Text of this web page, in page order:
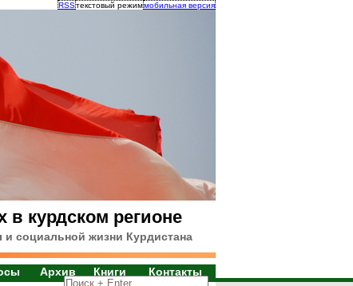
RSSтекстовый режиммобильная версия
в курдском регионе
социальной жизни Курдистана
Архив Книги Контакты